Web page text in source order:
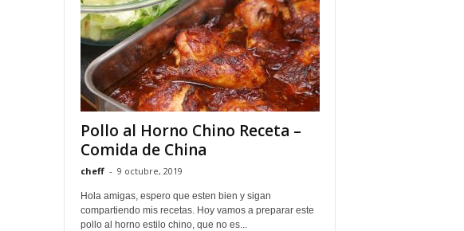
Pollo al Horno Chino Receta –
Comida de China
cheff - 9 octubre, 2019
Hola amigas, espero que esten bien y sigan
compartiendo mis recetas. Hoy vamos a preparar este
pollo al horno estilo chino, que no es...